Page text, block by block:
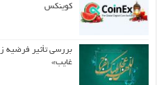
کوینکس
بررسی تأثیر فرضیه
غایب»